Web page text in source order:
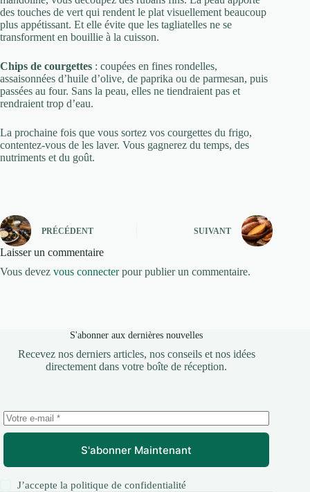
des touches de vert qui rendent le plat visuellement beaucoup
plus appétissant. Et elle évite que les tagliatelles ne se
transforment en bouillie à la cuisson.
Chips de courgettes : coupées en fines rondelles,
assaisonnées d’huile d’olive, de paprika ou de parmesan, puis
passées au four. Sans la peau, elles ne tiendraient pas et
rendraient trop d’eau.
La prochaine fois que vous sortez vos courgettes du frigo,
contentez-vous de les laver. Vous gagnerez du temps, des
nutriments et du goût.
PRÉCÉDENT SUIVANT
Laisser un commentaire
Vous devez vous connecterpour publier un commentaire.
S'abonner aux dernières nouvelles
Recevez nos derniers articles, nos conseils et nos idées
directement dans votre boîte de réception.
S'abonner Maintenant
J’accepte lapolitique de confidentialité